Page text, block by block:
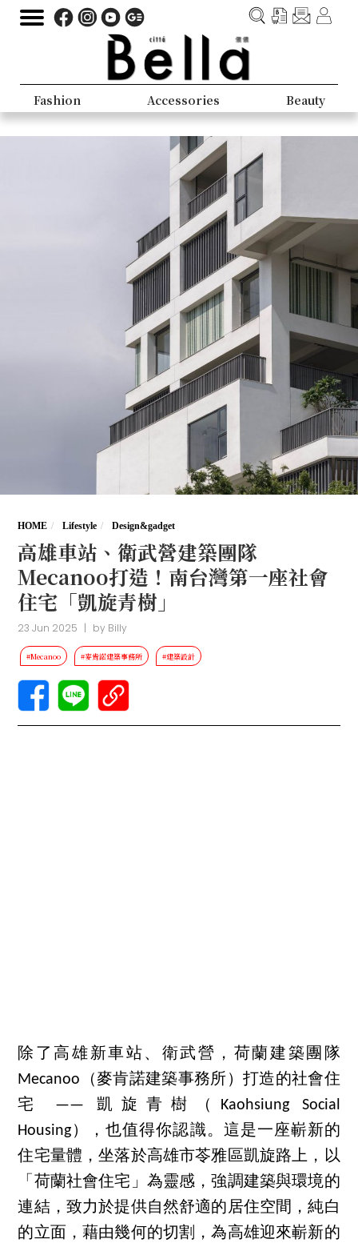
Fashion Accessories Beauty
HOME Lifestyle Design&gadget
高雄車站、衛武營建築團隊
Mecanoo打造！南台灣第一座社會
住宅「凱旋青樹」
23 Jun 2025 | by Billy
#Mecanoo #麥肯諾建築事務所 #建築設計
除了高雄新車站、衛武營，荷蘭建築團隊
Mecanoo（麥肯諾建築事務所）打造的社會住
宅 —— 凱旋青樹（Kaohsiung Social
Housing），也值得你認識。這是一座嶄新的
住宅量體，坐落於高雄市苓雅區凱旋路上，以
「荷蘭社會住宅」為靈感，強調建築與環境的
連結，致力於提供自然舒適的居住空間，純白
的立面，藉由幾何的切割，為高雄迎來嶄新的